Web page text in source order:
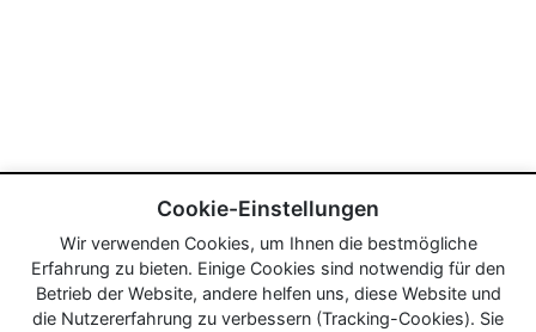
Cookie-Einstellungen
Wir verwenden Cookies, um Ihnen die bestmögliche
Erfahrung zu bieten. Einige Cookies sind notwendig für den
Betrieb der Website, andere helfen uns, diese Website und
die Nutzererfahrung zu verbessern (Tracking-Cookies). Sie